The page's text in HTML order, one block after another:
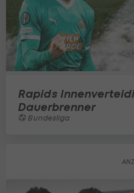
Rapids
Dauerbrenner
Bundesliga